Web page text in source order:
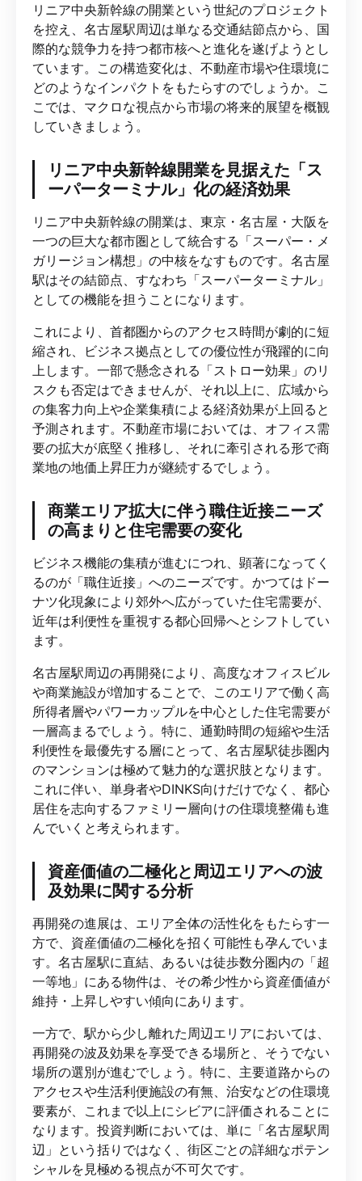
リニア中央新幹線の開業という世紀のプロジェクト
を控え、名古屋駅周辺は単なる交通結節点から、国
際的な競争力を持つ都市核へと進化を遂げようとし
ています。この構造変化は、不動産市場や住環境に
どのようなインパクトをもたらすのでしょうか。こ
こでは、マクロな視点から市場の将来的展望を概観
していきましょう。
リニア中央新幹線開業を見据えた「ス
ーパーターミナル」化の経済効果
リニア中央新幹線の開業は、東京・名古屋・大阪を
一つの巨大な都市圏として統合する「スーパー・メ
ガリージョン構想」の中核をなすものです。名古屋
駅はその結節点、すなわち「スーパーターミナル」
としての機能を担うことになります。
これにより、首都圏からのアクセス時間が劇的に短
縮され、ビジネス拠点としての優位性が飛躍的に向
上します。一部で懸念される「ストロー効果」のリ
スクも否定はできませんが、それ以上に、広域から
の集客力向上や企業集積による経済効果が上回ると
予測されます。不動産市場においては、オフィス需
要の拡大が底堅く推移し、それに牽引される形で商
業地の地価上昇圧力が継続するでしょう。
商業エリア拡大に伴う職住近接ニーズ
の高まりと住宅需要の変化
ビジネス機能の集積が進むにつれ、顕著になってく
るのが「職住近接」へのニーズです。かつてはドー
ナツ化現象により郊外へ広がっていた住宅需要が、
近年は利便性を重視する都心回帰へとシフトしてい
ます。
名古屋駅周辺の再開発により、高度なオフィスビル
や商業施設が増加することで、このエリアで働く高
所得者層やパワーカップルを中心とした住宅需要が
一層高まるでしょう。特に、通勤時間の短縮や生活
利便性を最優先する層にとって、名古屋駅徒歩圏内
のマンションは極めて魅力的な選択肢となります。
これに伴い、単身者やDINKS向けだけでなく、都心
居住を志向するファミリー層向けの住環境整備も進
んでいくと考えられます。
資産価値の二極化と周辺エリアへの波
及効果に関する分析
再開発の進展は、エリア全体の活性化をもたらす一
方で、資産価値の二極化を招く可能性も孕んでいま
す。名古屋駅に直結、あるいは徒歩数分圏内の「超
一等地」にある物件は、その希少性から資産価値が
維持・上昇しやすい傾向にあります。
一方で、駅から少し離れた周辺エリアにおいては、
再開発の波及効果を享受できる場所と、そうでない
場所の選別が進むでしょう。特に、主要道路からの
アクセスや生活利便施設の有無、治安などの住環境
要素が、これまで以上にシビアに評価されることに
なります。投資判断においては、単に「名古屋駅周
辺」という括りではなく、街区ごとの詳細なポテン
シャルを見極める視点が不可欠です。